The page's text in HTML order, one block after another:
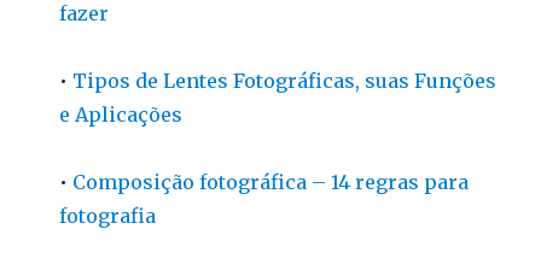
fazer
• Tipos de Lentes Fotográficas, suas Funções
e Aplicações
• Composição fotográfica – 14 regras para
fotografia